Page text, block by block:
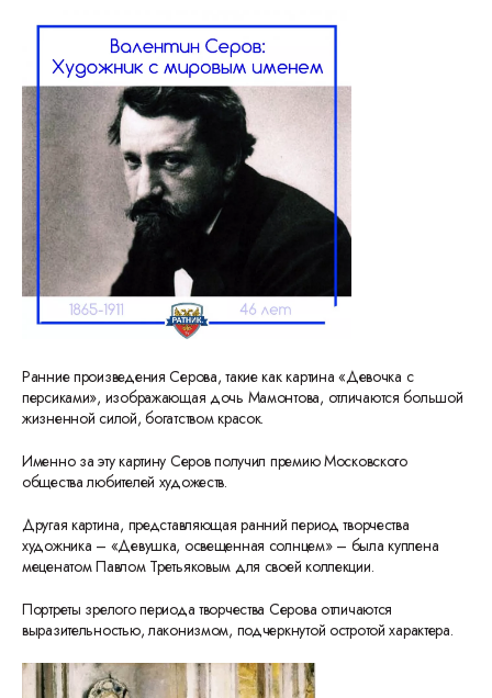
Ранние произведения Серова, такие как картина «Девочка с
персиками», изображающая дочь Мамонтова, отличаются большой
жизненной силой, богатством красок.
Именно за эту картину Серов получил премию Московского
общества любителей художеств.
Другая картина, представляющая ранний период творчества
художника – «Девушка, освещенная солнцем» – была куплена
меценатом Павлом Третьяковым для своей коллекции.
Портреты зрелого периода творчества Серова отличаются
выразительностью, лаконизмом, подчеркнутой остротой характера.